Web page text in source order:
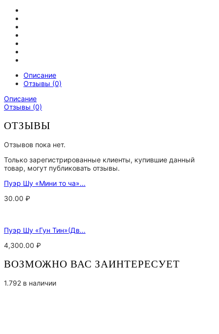
Описание
Отзывы (0)
Описание
Отзывы (0)
ОТЗЫВЫ
Отзывов пока нет.
Только зарегистрированные клиенты, купившие данный
товар, могут публиковать отзывы.
Пуэр Шу «Мини то ча»...
30.00 ₽
Пуэр Шу «Гун Тин»(Дв...
4,300.00 ₽
ВОЗМОЖНО ВАС ЗАИНТЕРЕСУЕТ
1.792 в наличии